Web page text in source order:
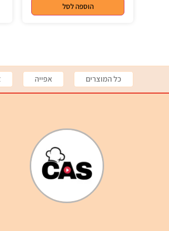
הוספה לסל
כל המוצרים אפייה